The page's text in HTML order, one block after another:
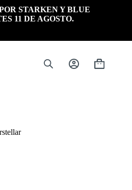
STARKEN Y BLUE
11 DE AGOSTO.
Carrito